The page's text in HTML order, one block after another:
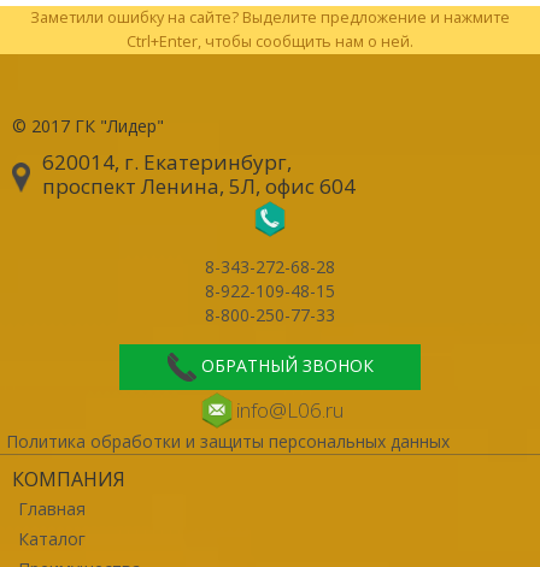
Заметили ошибку на сайте? Выделите предложение и нажмите
Ctrl+Enter, чтобы сообщить нам о ней.
© 2017 ГК "Лидер"
620014, г. Екатеринбург,
проспект Ленина, 5Л, офис 604
8-343-272-68-28
8-922-109-48-15
8-800-250-77-33
ОБРАТНЫЙ ЗВОНОК
info@L06.ru
Политика обработки и защиты персональных данных
КОМПАНИЯ
Главная
Каталог